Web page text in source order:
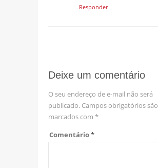
Responder
Deixe um comentário
O seu endereço de e-mail não será
publicado. Campos obrigatórios são
marcados com *
Comentário*